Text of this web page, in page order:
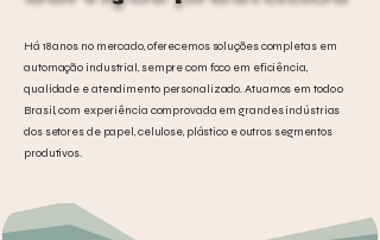
Há 18 anos no mercado, oferecemos soluções completas em
automação industrial, sempre com foco em eficiência,
qualidade e atendimento personalizado. Atuamos em todo o
Brasil, com experiência comprovada em grandes indústrias
dos setores de papel, celulose, plástico e outros segmentos
produtivos.